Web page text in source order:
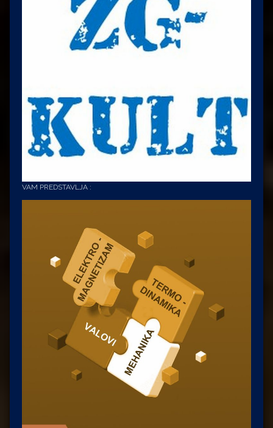
VAM PREDSTAVLJA :